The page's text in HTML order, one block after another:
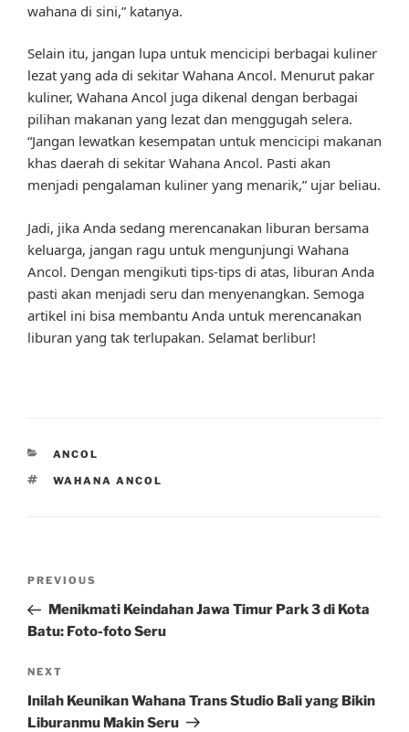
wahana di sini,” katanya.
Selain itu, jangan lupa untuk mencicipi berbagai kuliner
lezat yang ada di sekitar Wahana Ancol. Menurut pakar
kuliner, Wahana Ancol juga dikenal dengan berbagai
pilihan makanan yang lezat dan menggugah selera.
“Jangan lewatkan kesempatan untuk mencicipi makanan
khas daerah di sekitar Wahana Ancol. Pasti akan
menjadi pengalaman kuliner yang menarik,” ujar beliau.
Jadi, jika Anda sedang merencanakan liburan bersama
keluarga, jangan ragu untuk mengunjungi Wahana
Ancol. Dengan mengikuti tips-tips di atas, liburan Anda
pasti akan menjadi seru dan menyenangkan. Semoga
artikel ini bisa membantu Anda untuk merencanakan
liburan yang tak terlupakan. Selamat berlibur!
CATEGORIES
ANCOL
TAGS
WAHANA ANCOL
Previous
Post
PREVIOUS
Menikmati Keindahan Jawa Timur Park 3 di Kota
Batu: Foto-foto Seru
Next
Post
NEXT
Inilah Keunikan Wahana Trans Studio Bali yang Bikin
Liburanmu Makin Seru